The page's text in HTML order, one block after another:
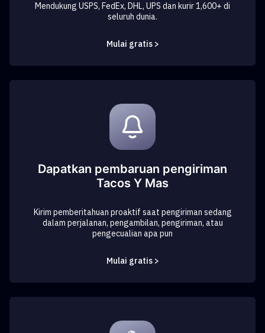
Mendukung USPS, FedEx, DHL, UPS dan kurir 1,600+ di
seluruh dunia.
Mulai gratis >
Dapatkan pembaruan pengiriman
Tacos Y Mas
Kirim pemberitahuan proaktif saat pengiriman sedang
dalam perjalanan, pengambilan, pengiriman, atau
pengecualian apa pun
Mulai gratis >